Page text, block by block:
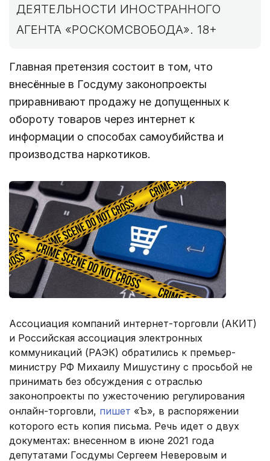
ДЕЯТЕЛЬНОСТИ ИНОСТРАННОГО
АГЕНТА «РОСКОМСВОБОДА». 18+
Главная претензия состоит в том, что
внесённые в Госдуму законопроекты
приравнивают продажу не допущенных к
обороту товаров через интернет к
информации о способах самоубийства и
производства наркотиков.
Ассоциация компаний интернет-торговли (АКИТ)
и Российская ассоциация электронных
коммуникаций (РАЭК) обратились к премьер-
министру РФ Михаилу Мишустину с просьбой не
принимать без обсуждения с отраслью
законопроекты по ужесточению регулирования
онлайн-торговли, пишет «Ъ», в распоряжении
которого есть копия письма. Речь идет о двух
документах: внесенном в июне 2021 года
депутатами Госдумы Сергеем Неверовым и